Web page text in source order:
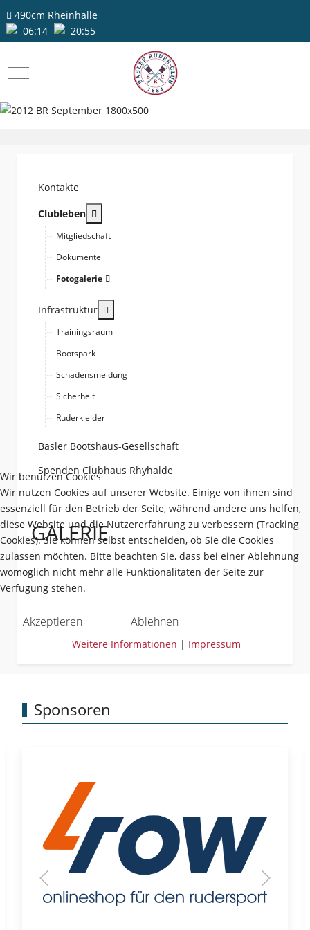
490cm Rheinhalle
06:14
20:55
Mobile Menu Toggle
Kontakte
Clubleben
Mitgliedschaft
Dokumente
Fotogalerie
Infrastruktur
Trainingsraum
Bootspark
Schadensmeldung
Sicherheit
Ruderkleider
Basler Bootshaus-Gesellschaft
Spenden Clubhaus Rhyhalde
GALERIE
Sponsoren
Wir benutzen Cookies
Wir nutzen Cookies auf unserer Website. Einige von ihnen sind
essenziell für den Betrieb der Seite, während andere uns helfen,
diese Website und die Nutzererfahrung zu verbessern (Tracking
Cookies). Sie können selbst entscheiden, ob Sie die Cookies
zulassen möchten. Bitte beachten Sie, dass bei einer Ablehnung
womöglich nicht mehr alle Funktionalitäten der Seite zur
Verfügung stehen.
Akzeptieren Ablehnen
Weitere Informationen | Impressum